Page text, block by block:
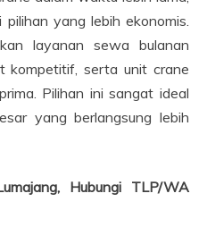
yang lebih ekonomis.
layanan sewa bulanan
kompetitif, serta unit crane
Pilihan ini sangat ideal
yang berlangsung lebih
Hubungi TLP/WA